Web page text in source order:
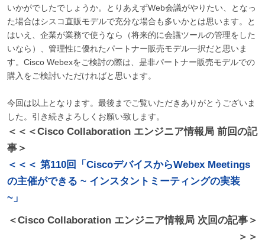
いかがでしたでしょうか。とりあえずWeb会議がやりたい、となっ
た場合はシスコ直販モデルで充分な場合も多いかとは思います。と
はいえ、企業が業務で使うなら（将来的に会議ツールの管理をした
いなら）、管理性に優れたパートナー販売モデル一択だと思いま
す。Cisco Webexをご検討の際は、是非パートナー販売モデルでの
購入をご検討いただければと思います。
今回は以上となります。最後までご覧いただきありがとうございま
した。引き続きよろしくお願い致します。
＜＜＜Cisco Collaboration エンジニア情報局 前回の記
事＞
＜＜＜ 第110回「CiscoデバイスからWebex Meetings
の主催ができる ~ インスタントミーティングの実装
~」
＜Cisco Collaboration エンジニア情報局 次回の記事＞
＞＞